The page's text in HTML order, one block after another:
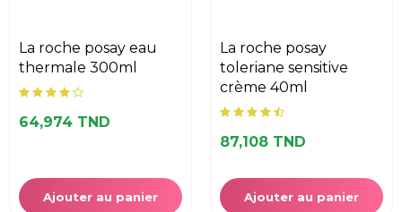
la roche posay eau
thermale 300ml
64,974 TND
Ajouter au panier
la roche posay
toleriane sensitive
crème 40ml
87,108 TND
Ajouter au panier